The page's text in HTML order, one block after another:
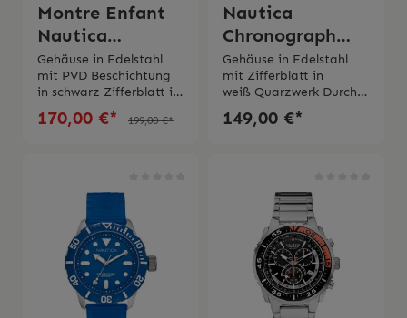
Montre Enfant
Nautica
A18644G
Gehäuse in Edelstahl
mit PVD Beschichtung
in schwarz Zifferblatt in
blau QuarzwerkMineralg
las LederarmbandGehä
170,00 €* 199,00 €*
Nautica
Chronograph
NST 700 Orange
Gehäuse in Edelstahl
mit Zifferblatt in
weiß Quarzwerk Durchm
esser Gehäuse 44
mmChronograph,
Krokodildruck2 Jahre
Garantie
149,00 €*